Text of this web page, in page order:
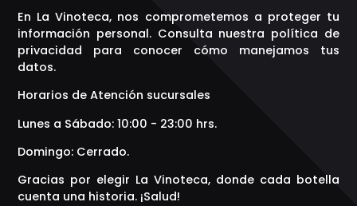
En La Vinoteca, nos comprometemos a proteger tu
información personal. Consulta nuestra política de
privacidad para conocer cómo manejamos tus
datos.
Horarios de Atención sucursales
Lunes a Sábado: 10:00 - 23:00 hrs.
Domingo: Cerrado.
Gracias por elegir La Vinoteca, donde cada botella
cuenta una historia. ¡Salud!